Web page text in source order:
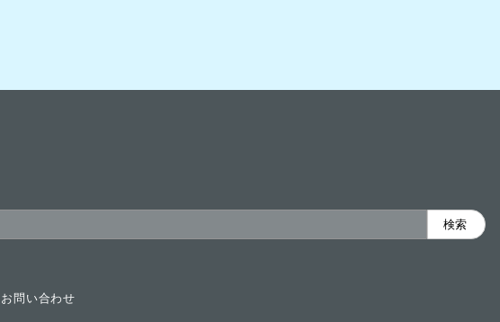
検索
お問い合わせ